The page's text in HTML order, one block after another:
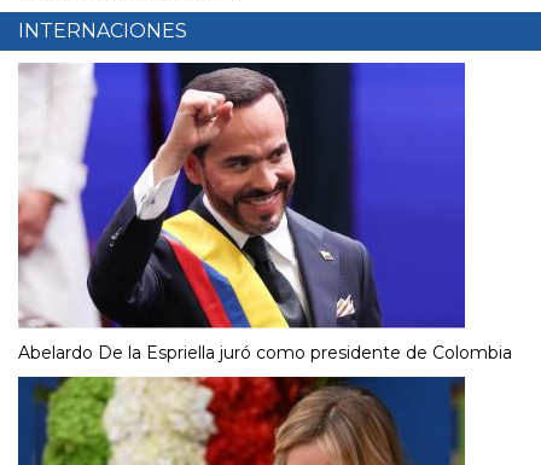
INTERNACIONES
Abelardo De la Espriella juró como presidente de Colombia